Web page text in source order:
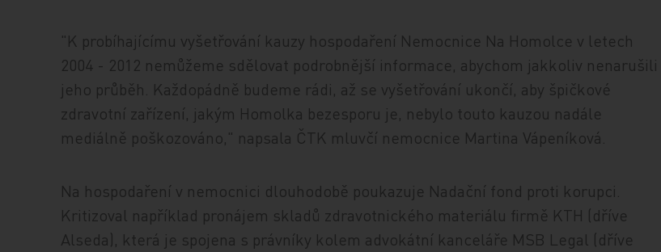
"K probíhajícímu vyšetřování kauzy hospodaření Nemocnice Na Homolce v letech
2004 - 2012 nemůžeme sdělovat podrobnější informace, abychom jakkoliv nenarušili
jeho průběh. Každopádně budeme rádi, až se vyšetřování ukončí, aby špičkové
zdravotní zařízení, jakým Homolka bezesporu je, nebylo touto kauzou nadále
mediálně poškozováno," napsala ČTK mluvčí nemocnice Martina Vápeníková.
Na hospodaření v nemocnici dlouhodobě poukazuje Nadační fond proti korupci.
Kritizoval například pronájem skladů zdravotnického materiálu firmě KTH (dříve
Alseda), která je spojena s právníky kolem advokátní kanceláře MSB Legal (dříve